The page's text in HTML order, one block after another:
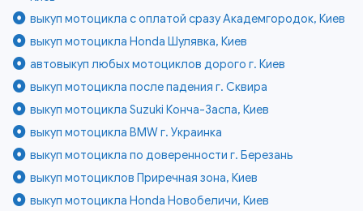
выкуп мотоцикла с оплатой сразу Академгородок, Киев
выкуп мотоцикла Honda Шулявка, Киев
автовыкуп любых мотоциклов дорого г. Киев
выкуп мотоцикла после падения г. Сквира
выкуп мотоцикла Suzuki Конча-Заспа, Киев
выкуп мотоцикла BMW г. Украинка
выкуп мотоцикла по доверенности г. Березань
выкуп мотоциклов Приречная зона, Киев
выкуп мотоцикла Honda Новобеличи, Киев